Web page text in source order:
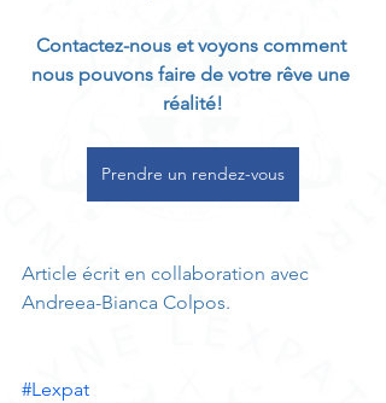
Contactez-nous et voyons comment
nous pouvons faire de votre rêve une
réalité!
Prendre un rendez-vous
Article écrit en collaboration avec
Andreea-Bianca Colpos.
#Lexpat